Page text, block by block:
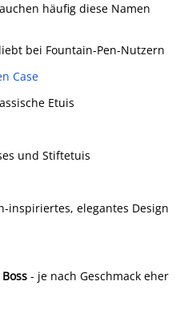
häufig diese Namen
bei Fountain-Pen-Nutzern
Case
Etuis
und Stiftetuis
inspiriertes, elegantes Design
- je nach Geschmack eher